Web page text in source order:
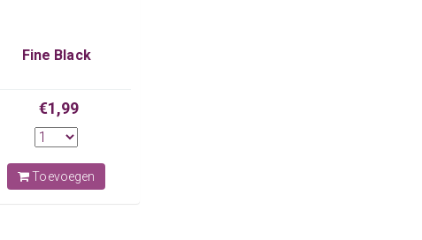
Fine Black
€1,99
Toevoegen